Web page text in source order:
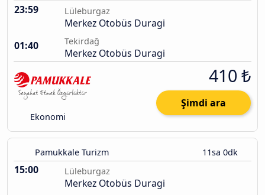
23:59 Lüleburgaz
Merkez Otobüs Duragi
01:40
Tekirdağ
Merkez Otobüs Duragi
Ekonomi
410 ₺
Şimdi ara
Pamukkale Turizm 11sa 0dk
15:00 Lüleburgaz
Merkez Otobüs Duragi